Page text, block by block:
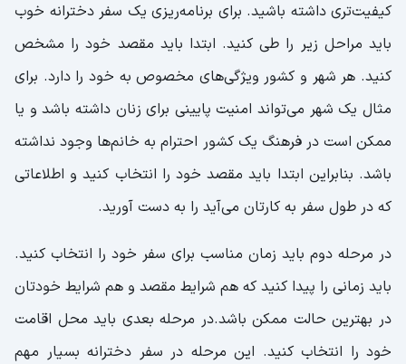
کیفیت‌تری داشته باشید. برای برنامه‌ریزی یک سفر دخترانه خوب
باید مراحل زیر را طی کنید. ابتدا باید مقصد خود را مشخص
کنید. هر شهر و کشور ویژگی‌های مخصوص به خود را دارد. برای
مثال یک شهر می‌تواند امنیت پایینی برای زنان داشته باشد و یا
ممکن است در فرهنگ یک کشور احترام به خانم‌ها وجود نداشته
باشد. بنابراین ابتدا باید مقصد خود را انتخاب کنید و اطلاعاتی
که در طول سفر به کارتان می‌آید را به دست آورید.
در مرحله دوم باید زمان مناسب برای سفر خود را انتخاب کنید.
باید زمانی را پیدا کنید که هم شرایط مقصد و هم شرایط خودتان
در بهترین حالت ممکن باشد.در مرحله بعدی باید محل اقامت
خود را انتخاب کنید. این مرحله در سفر دخترانه بسیار مهم